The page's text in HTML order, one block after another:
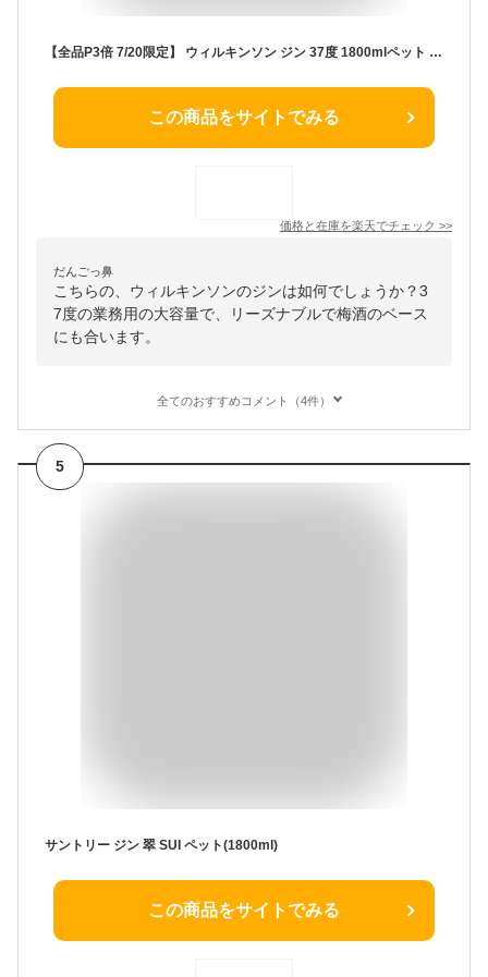
【全品P3倍 7/20限定】 ウィルキンソン ジン 37度 1800mlペット 1.8L 国産 WILKINSON GINウイルキンソン ウヰルキンソン 大容量 業務用 ソーダ割 手作り 梅酒 長S
この商品をサイトでみる
価格と在庫を楽天でチェック >>
だんごっ鼻
こちらの、ウィルキンソンのジンは如何でしょうか？3
7度の業務用の大容量で、リーズナブルで梅酒のベース
にも合います。
全てのおすすめコメント（4件）
5
サントリー ジン 翠 SUI ペット(1800ml)
この商品をサイトでみる